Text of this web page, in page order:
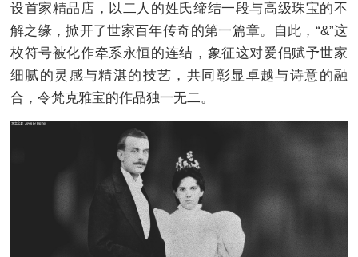
设首家精品店，以二人的姓氏缔结一段与高级珠宝的不
解之缘，掀开了世家百年传奇的第一篇章。自此，“&”这
枚符号被化作牵系永恒的连结，象征这对爱侣赋予世家
细腻的灵感与精湛的技艺，共同彰显卓越与诗意的融
合，令梵克雅宝的作品独一无二。